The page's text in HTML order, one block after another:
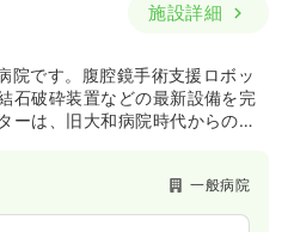
上可
詳細を見る
施設詳細
院です。腹腔鏡手術支援ロボッ
石破砕装置などの最新設備を完
ーは、旧大和病院時代からの累
一般病院